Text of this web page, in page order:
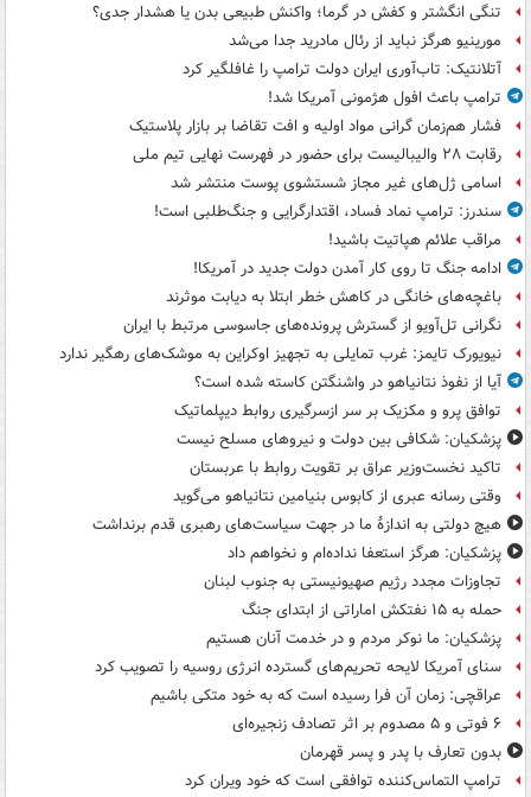
تنگی انگشتر و کفش در گرما؛ واکنش طبیعی بدن یا هشدار جدی؟
مورینیو هرگز نباید از رئال مادرید جدا می‌شد
آتلانتیک: تاب‌آوری ایران دولت ترامپ را غافلگیر کرد
ترامپ باعث افول هژمونی آمریکا شد!
فشار هم‌زمان گرانی مواد اولیه و افت تقاضا بر بازار پلاستیک
رقابت ۲۸ والیبالیست برای حضور در فهرست نهایی تیم ملی
اسامی ژل‌های غیر مجاز شستشوی پوست منتشر شد
سندرز: ترامپ نماد فساد، اقتدارگرایی و جنگ‌طلبی است!
مراقب علائم هپاتیت باشید!
ادامه جنگ تا روی کار آمدن دولت جدید در آمریکا!
باغچه‌های خانگی در کاهش خطر ابتلا به دیابت موثرند
نگرانی تل‌آویو از گسترش پرونده‌های جاسوسی مرتبط با ایران
نیویورک تایمز: غرب تمایلی به تجهیز اوکراین به موشک‌های رهگیر ندارد
آیا از نفوذ نتانیاهو در واشنگتن کاسته شده است؟
توافق پرو و مکزیک بر سر ازسرگیری روابط دیپلماتیک
پزشکیان: شکافی بین دولت و نیروهای مسلح نیست
تاکید نخست‌وزیر عراق بر تقویت روابط با عربستان
وقتی رسانه عبری از کابوس بنیامین نتانیاهو می‌گوید
هیچ دولتی به اندازۀ ما در جهت سیاست‌های رهبری قدم برنداشت
پزشکیان: هرگز استعفا نداده‌ام و نخواهم داد
تجاوزات مجدد رژیم صهیونیستی به جنوب لبنان
حمله به ۱۵ نفتکش‌ اماراتی از ابتدای جنگ
پزشکیان: ما نوکر مردم و در خدمت آنان هستیم
سنای آمریکا لایحه تحریم‌های گسترده انرژی روسیه را تصویب کرد
عراقچی: زمان آن فرا رسیده است که به خود متکی باشیم
۶ فوتی و ۵ مصدوم بر اثر تصادف زنجیره‌ای
بدون تعارف با پدر و پسر قهرمان
ترامپ التماس‌کننده توافقی است که خود ویران کرد